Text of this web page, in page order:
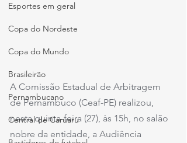
Esportes em geral
Copa do Nordeste
Copa do Mundo
Brasileirão
Pernambucano
Central de Caruaru
A Comissão Estadual de Arbitragem
de Pernambuco (Ceaf-PE) realizou,
nesta quinta-feira (27), às 15h, no salão
nobre da entidade, a Audiência